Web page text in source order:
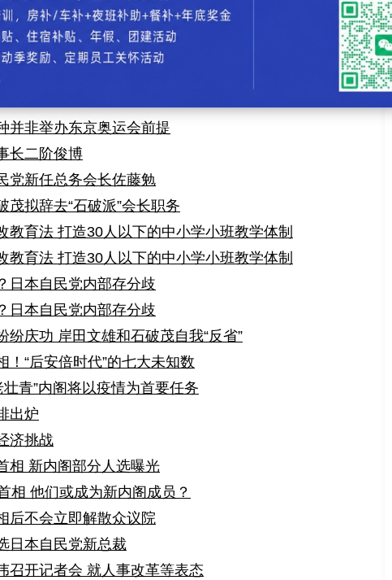
首相安倍辞职后 自曝参拜靖国神社
表评论】【加入收藏】【告诉好友 关闭窗口】
并非举办东京奥运会前提
长二阶俊博
党新任总务会长佐藤勉
茂拟辞去“石破派”会长职务
教育法 打造30人以下的中小学小班教学体制
教育法 打造30人以下的中小学小班教学体制
日本自民党内部存分歧
日本自民党内部存分歧
纷庆功 岸田文雄和石破茂自我“反省”
！“后安倍时代”的七大未知数
青”内阁将以疫情为首要任务
出炉
济挑战
相 新内阁部分人选曝光
相 他们或成为新内阁成员？
后不会立即解散众议院
日本自民党新总裁
召开记者会 就人事改革等表态